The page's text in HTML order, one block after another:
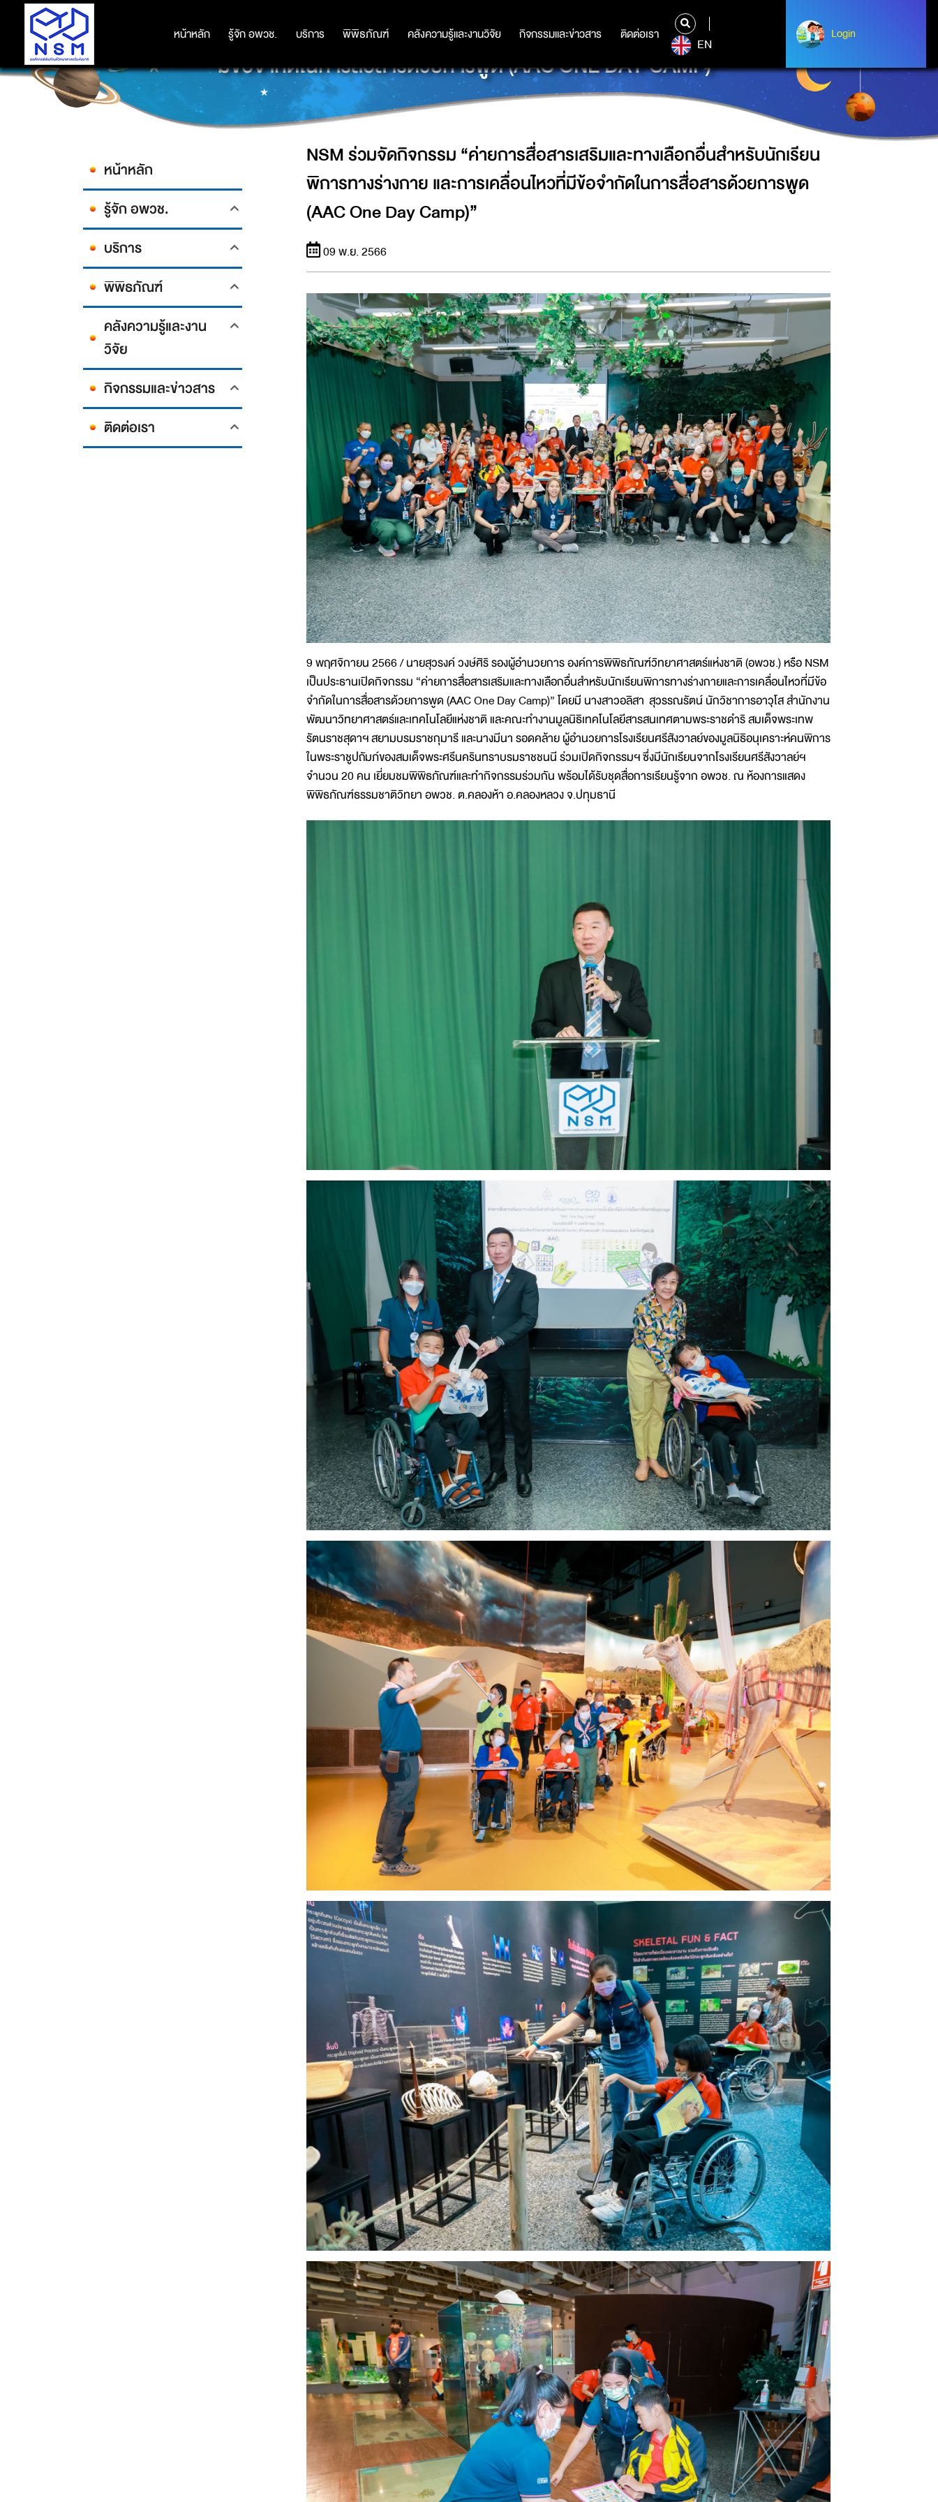
หน้าหลัก รู้จัก อพวช. บริการ พิพิธภัณฑ์ คลังความรู้และงานวิจัย กิจกรรมและข่าวสาร ติดต่อเรา
หน้าหลัก รู้จัก อพวช. บริการ พิพิธภัณฑ์ คลังความรู้และงานวิจัย กิจกรรมและข่าวสาร ติดต่อเรา
EN
Login
Login
NSM ร่วมจัดกิจกรรม “ค่ายการสื่อสารเสริมและทางเลือกอื่นสำหรับนักเรียนพิการทางร่างกาย และการเคลื่อนไหวที่
มีข้อจำกัดในการสื่อสารด้วยการพูด (AAC ONE DAY CAMP)”
หน้าหลัก
รู้จัก อพวช.
บริการ
พิพิธภัณฑ์
คลังความรู้และงาน
วิจัย
กิจกรรมและข่าวสาร
ติดต่อเรา
NSM ร่วมจัดกิจกรรม “ค่ายการสื่อสารเสริมและทางเลือกอื่นสำหรับนักเรียน
พิการทางร่างกาย และการเคลื่อนไหวที่มีข้อจำกัดในการสื่อสารด้วยการพูด
(AAC One Day Camp)”
09 พ.ย. 2566
9 พฤศจิกายน 2566 / นายสุวรงค์ วงษ์ศิริ รองผู้อำนวยการ องค์การพิพิธภัณฑ์วิทยาศาสตร์แห่งชาติ (อพวช.) หรือ NSM
เป็นประธานเปิดกิจกรรม “ค่ายการสื่อสารเสริมและทางเลือกอื่นสำหรับนักเรียนพิการทางร่างกายและการเคลื่อนไหวที่มีข้อ
จำกัดในการสื่อสารด้วยการพูด (AAC One Day Camp)” โดยมี นางสาวอลิสา สุวรรณรัตน์ นักวิชาการอาวุโส สำนักงาน
พัฒนาวิทยาศาสตร์และเทคโนโลยีแห่งชาติ และคณะทำงานมูลนิธิเทคโนโลยีสารสนเทศตามพระราชดำริ สมเด็จพระเทพ
รัตนราชสุดาฯ สยามบรมราชกุมารี และนางมีนา รอดคล้าย ผู้อำนวยการโรงเรียนศรีสังวาลย์ของมูลนิธิอนุเคราะห์คนพิการ
ในพระราชูปถัมภ์ของสมเด็จพระศรีนครินทราบรมราชชนนี ร่วมเปิดกิจกรรมฯ ซึ่งมีนักเรียนจากโรงเรียนศรีสังวาลย์ฯ
จำนวน 20 คน เยี่ยมชมพิพิธภัณฑ์และทำกิจกรรมร่วมกัน พร้อมได้รับชุดสื่อการเรียนรู้จาก อพวช. ณ ห้องการแสดง
พิพิธภัณฑ์ธรรมชาติวิทยา อพวช. ต.คลองห้า อ.คลองหลวง จ.ปทุมธานี